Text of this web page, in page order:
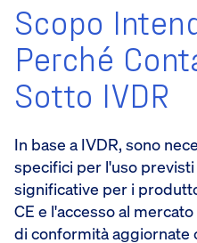
Scopo
Perché
Sotto IVDR
In base a IVDR, sono
specifici per l'uso
significative per i
CE e l'accesso al
di conformità aggiornate